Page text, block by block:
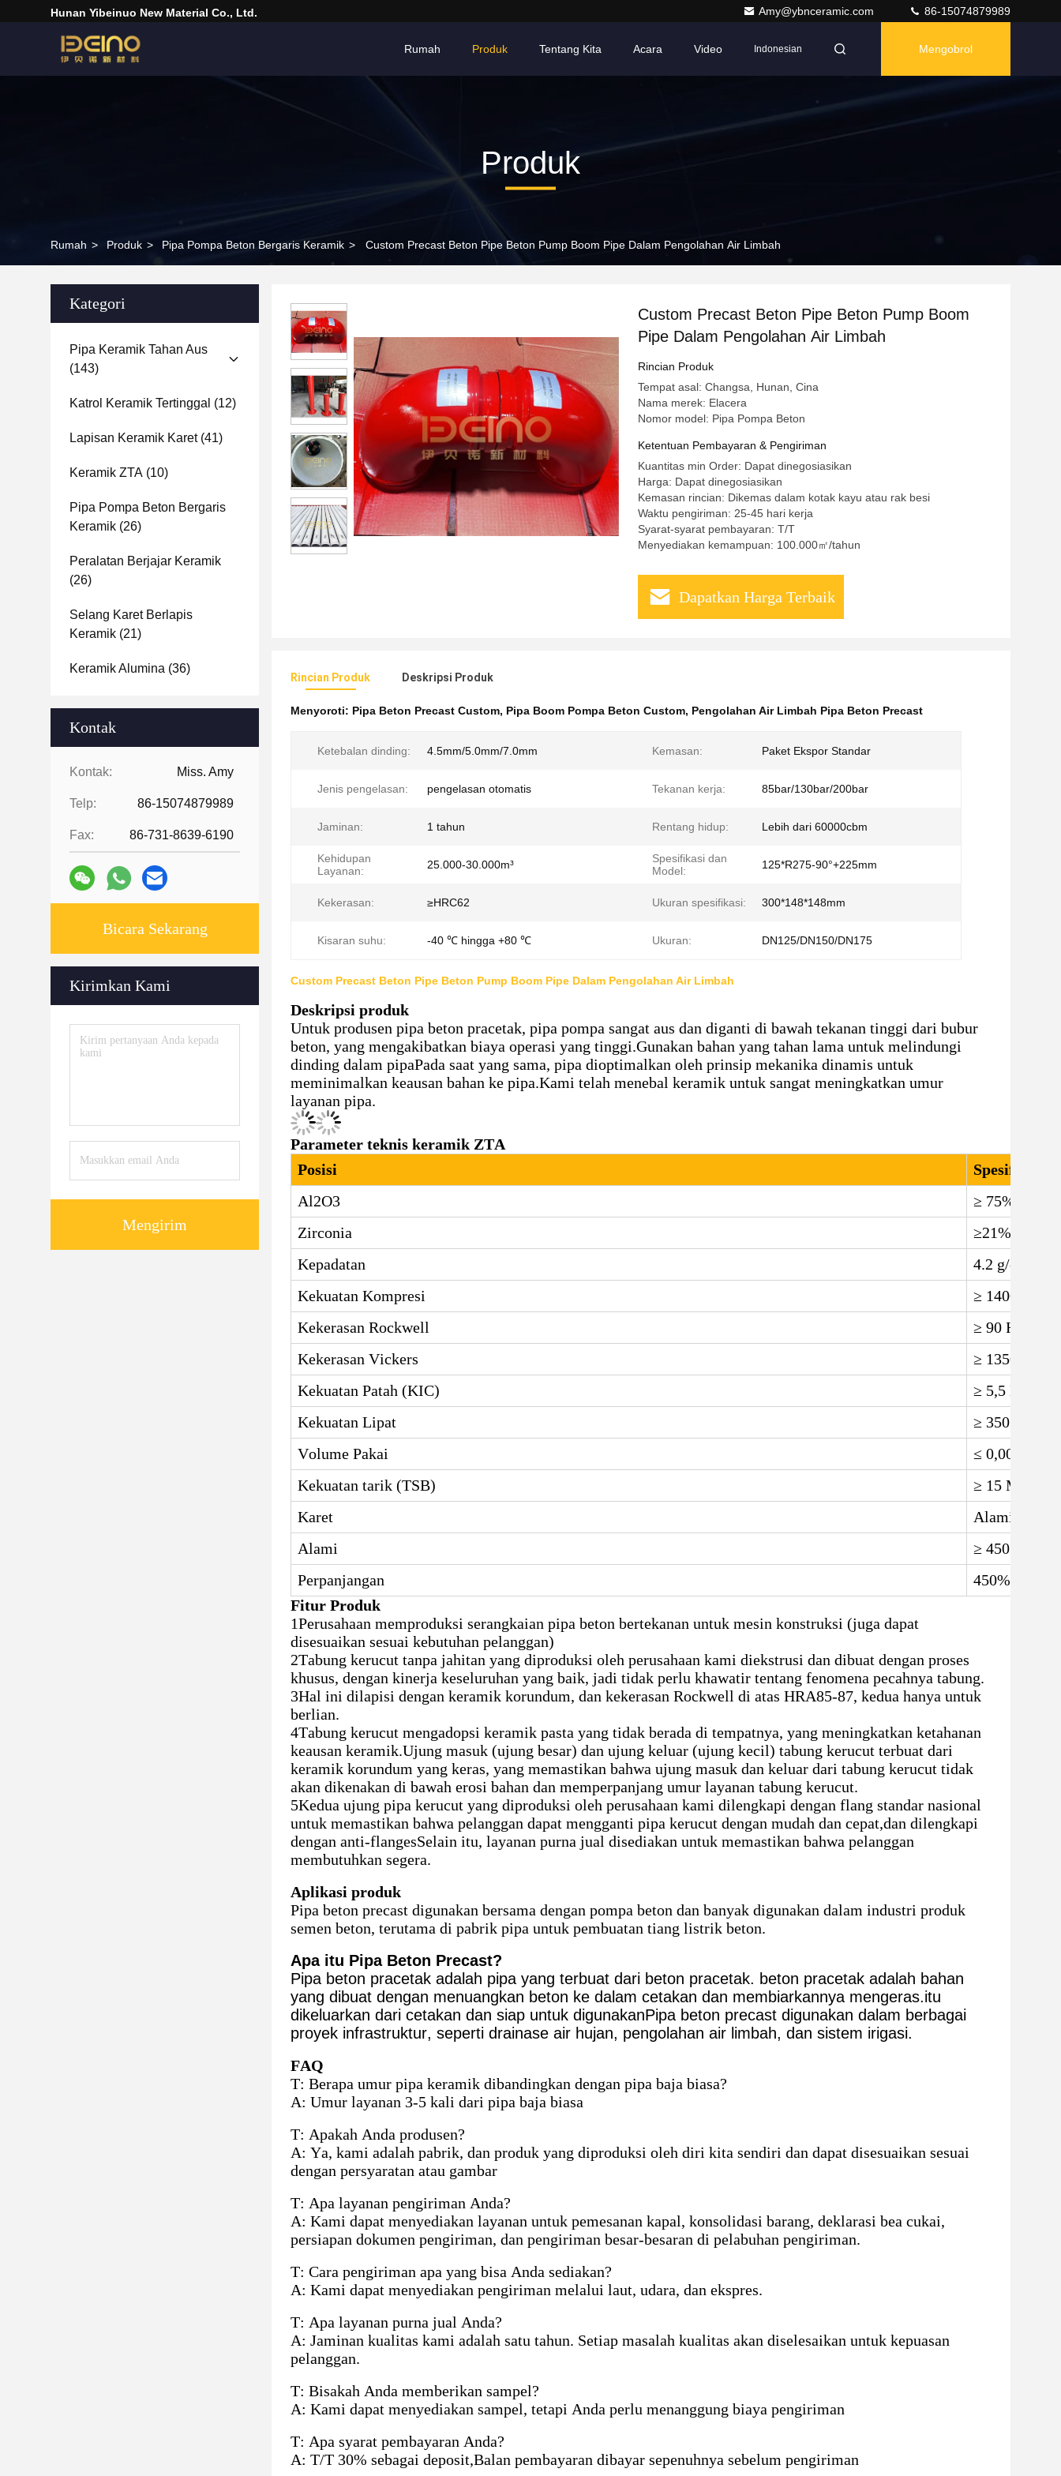
Hunan Yibeinuo New Material Co., Ltd. Amy@ybnceramic.com 86-15074879989
Rumah Produk Tentang Kita Acara Video Indonesian Mengobrol
Produk
Rumah > Produk > Pipa Pompa Beton Bergaris Keramik > Custom Precast Beton Pipe Beton Pump Boom Pipe Dalam Pengolahan Air Limbah
Kategori
Pipa Keramik Tahan Aus
(143)
Katrol Keramik Tertinggal (12)
Lapisan Keramik Karet(41)
Keramik ZTA (10)
Pipa Pompa Beton Bergaris
Keramik (26)
Peralatan Berjajar Keramik
(26)
Selang Karet Berlapis
Keramik (21)
Keramik Alumina (36)
Kontak
Kontak: Miss. Amy
Telp: 86-15074879989
Fax: 86-731-8639-6190
Bicara Sekarang
Kirimkan Kami
Mengirim
Custom Precast Beton Pipe Beton Pump Boom
Pipe Dalam Pengolahan Air Limbah
Rincian Produk
Tempat asal: Changsa, Hunan, Cina
Nama merek: Elacera
Nomor model: Pipa Pompa Beton
Ketentuan Pembayaran & Pengiriman
Kuantitas min Order: Dapat dinegosiasikan
Harga: Dapat dinegosiasikan
Kemasan rincian: Dikemas dalam kotak kayu atau rak besi
Waktu pengiriman: 25-45 hari kerja
Syarat-syarat pembayaran: T/T
Menyediakan kemampuan: 100.000㎡/tahun
Dapatkan Harga Terbaik
Rincian Produk Deskripsi Produk
Menyoroti: Pipa Beton Precast Custom, Pipa Boom Pompa Beton Custom, Pengolahan Air Limbah Pipa Beton Precast
Ketebalan dinding: 4.5mm/5.0mm/7.0mm Kemasan: Paket Ekspor Standar
Jenis pengelasan: pengelasan otomatis Tekanan kerja: 85bar/130bar/200bar
Jaminan: 1 tahun Rentang hidup: Lebih dari 60000cbm
Kehidupan
Layanan:
25.000-30.000m³
Spesifikasi dan
Model:
125*R275-90°+225mm
Kekerasan: ≥HRC62 Ukuran spesifikasi: 300*148*148mm
Kisaran suhu: -40 ℃ hingga +80 ℃ Ukuran: DN125/DN150/DN175
Custom Precast Beton Pipe Beton Pump Boom Pipe Dalam Pengolahan Air Limbah
Deskripsi produk
Untuk produsen pipa beton pracetak, pipa pompa sangat aus dan diganti di bawah tekanan tinggi dari bubur
beton, yang mengakibatkan biaya operasi yang tinggi.Gunakan bahan yang tahan lama untuk melindungi
dinding dalam pipaPada saat yang sama, pipa dioptimalkan oleh prinsip mekanika dinamis untuk
meminimalkan keausan bahan ke pipa.Kami telah menebal keramik untuk sangat meningkatkan umur
layanan pipa.
Parameter teknis keramik ZTA
Posisi
Spesifikasi
Al2O3
≥ 75%
Zirconia
≥21%
Kepadatan
4.2 g/cm3
Kekuatan Kompresi
≥ 1400 Mpa
Kekerasan Rockwell
≥ 90 HRA
Kekerasan Vickers
≥ 1350 HV10
Kekuatan Patah (KIC)
≥ 5,5
Kekuatan Lipat
≥ 350 Mpa
Volume Pakai
≤ 0,009 cm3
Kekuatan tarik (TSB)
≥ 15 Mpa
Karet
Alami
Alami
≥ 450
Perpanjangan
450%
Fitur Produk
1Perusahaan memproduksi serangkaian pipa beton bertekanan untuk mesin konstruksi (juga dapat
disesuaikan sesuai kebutuhan pelanggan)
2Tabung kerucut tanpa jahitan yang diproduksi oleh perusahaan kami diekstrusi dan dibuat dengan proses
khusus, dengan kinerja keseluruhan yang baik, jadi tidak perlu khawatir tentang fenomena pecahnya tabung.
3Hal ini dilapisi dengan keramik korundum, dan kekerasan Rockwell di atas HRA85-87, kedua hanya untuk
berlian.
4Tabung kerucut mengadopsi keramik pasta yang tidak berada di tempatnya, yang meningkatkan ketahanan
keausan keramik.Ujung masuk (ujung besar) dan ujung keluar (ujung kecil) tabung kerucut terbuat dari
keramik korundum yang keras, yang memastikan bahwa ujung masuk dan keluar dari tabung kerucut tidak
akan dikenakan di bawah erosi bahan dan memperpanjang umur layanan tabung kerucut.
5Kedua ujung pipa kerucut yang diproduksi oleh perusahaan kami dilengkapi dengan flang standar nasional
untuk memastikan bahwa pelanggan dapat mengganti pipa kerucut dengan mudah dan cepat,dan dilengkapi
dengan anti-flangesSelain itu, layanan purna jual disediakan untuk memastikan bahwa pelanggan
membutuhkan segera.
Aplikasi produk
Pipa beton precast digunakan bersama dengan pompa beton dan banyak digunakan dalam industri produk
semen beton, terutama di pabrik pipa untuk pembuatan tiang listrik beton.
Apa itu Pipa Beton Precast?
Pipa beton pracetak adalah pipa yang terbuat dari beton pracetak. beton pracetak adalah bahan
yang dibuat dengan menuangkan beton ke dalam cetakan dan membiarkannya mengeras.itu
dikeluarkan dari cetakan dan siap untuk digunakanPipa beton precast digunakan dalam berbagai
proyek infrastruktur, seperti drainase air hujan, pengolahan air limbah, dan sistem irigasi.
FAQ
T: Berapa umur pipa keramik dibandingkan dengan pipa baja biasa?
A: Umur layanan 3-5 kali dari pipa baja biasa
T: Apakah Anda produsen?
A: Ya, kami adalah pabrik, dan produk yang diproduksi oleh diri kita sendiri dan dapat disesuaikan sesuai
dengan persyaratan atau gambar
T: Apa layanan pengiriman Anda?
A: Kami dapat menyediakan layanan untuk pemesanan kapal, konsolidasi barang, deklarasi bea cukai,
persiapan dokumen pengiriman, dan pengiriman besar-besaran di pelabuhan pengiriman.
T: Cara pengiriman apa yang bisa Anda sediakan?
A: Kami dapat menyediakan pengiriman melalui laut, udara, dan ekspres.
T: Apa layanan purna jual Anda?
A: Jaminan kualitas kami adalah satu tahun. Setiap masalah kualitas akan diselesaikan untuk kepuasan
pelanggan.
T: Bisakah Anda memberikan sampel?
A: Kami dapat menyediakan sampel, tetapi Anda perlu menanggung biaya pengiriman
T: Apa syarat pembayaran Anda?
A: T/T 30% sebagai deposit,Balan pembayaran dibayar sepenuhnya sebelum pengiriman